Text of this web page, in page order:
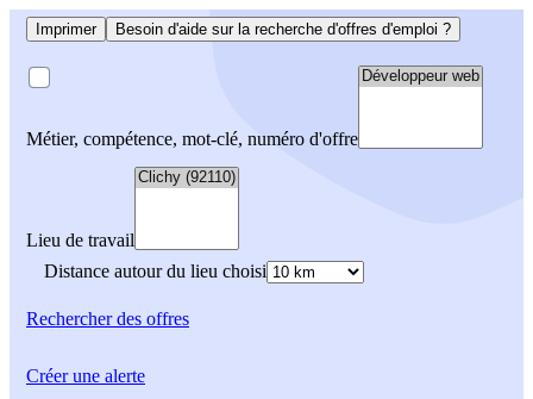
Imprimer Besoin d'aide sur la recherche d'offres d'emploi ?
Métier, compétence, mot-clé, numéro d'offre
Lieu de travail
Distance autour du lieu choisi
Rechercherdes offres
Créer une alerte